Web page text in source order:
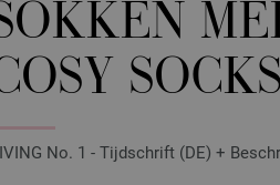
SOCKS
No. 1 - Tijdschrift (DE) +